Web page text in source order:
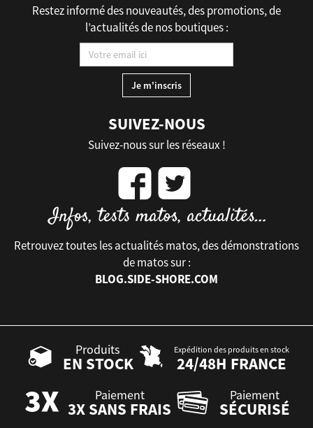
Restez informé des nouveautés, des promotions, de
l’actualités de nos boutiques :
SUIVEZ-NOUS
Suivez-nous sur les réseaux !
Retrouvez toutes les actualités matos, des démonstrations
de matos sur :
BLOG.SIDE-SHORE.COM
Produits
EN STOCK
Expédition des produits en stock
24/48H FRANCE
Paiement
3X SANS FRAIS
Paiement
SÉCURISÉ